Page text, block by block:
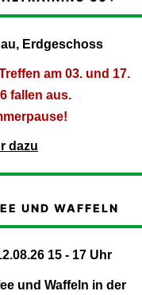
Erdgeschoss
am 03. und 17.
fallen aus.
dazu
UND WAFFELN
15 - 17 Uhr
und Waffeln in der